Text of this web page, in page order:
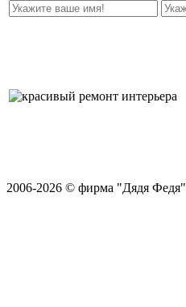
2006-2026 © фирма "Дядя Федя"